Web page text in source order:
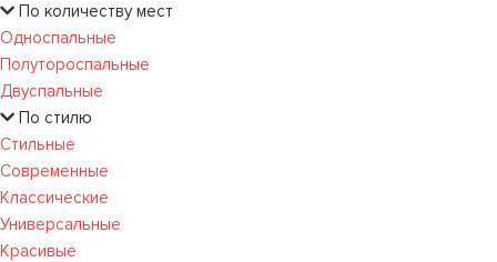
По количеству мест
Односпальные
Полутороспальные
Двуспальные
По стилю
Стильные
Современные
Классические
Универсальные
Красивые